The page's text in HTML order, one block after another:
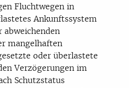
Fluchtwegen in
Ankunftssystem
mangelhaften
oder überlastete
Verzögerungen im
Schutzstatus